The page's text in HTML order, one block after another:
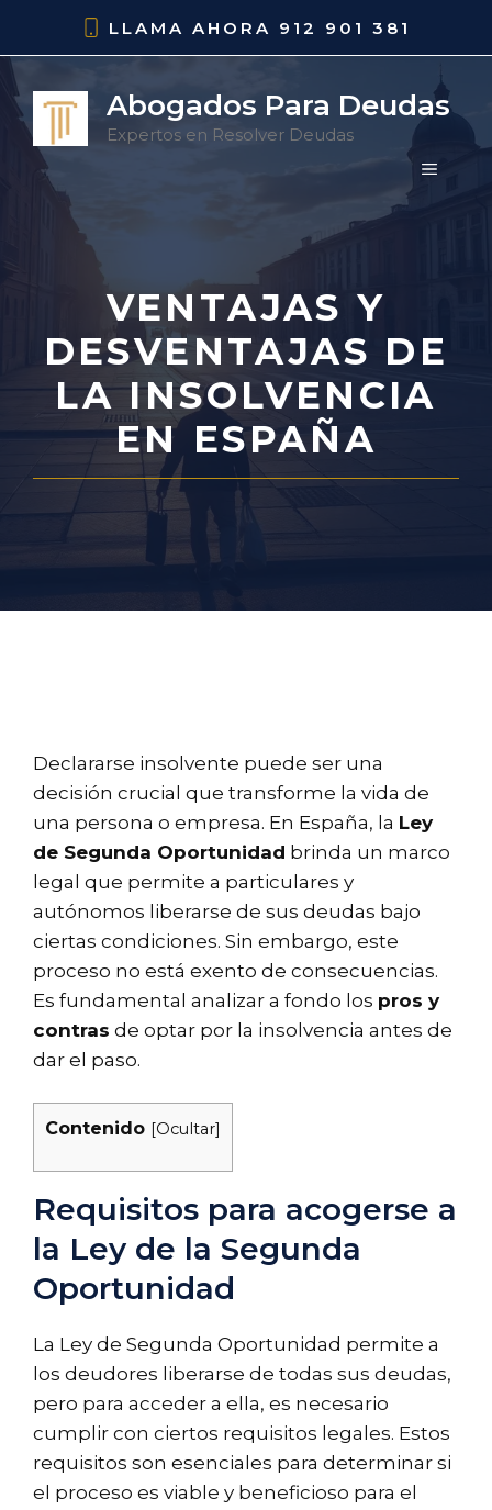
contenido
LLAMA AHORA 912 901 381
Abogados Para Deudas
Expertos en Resolver Deudas
MENÚ
VENTAJAS Y
DESVENTAJAS DE
LA INSOLVENCIA
EN ESPAÑA
Declararse insolvente puede ser una
decisión crucial que transforme la vida de
una persona o empresa. En España, la Ley
de Segunda Oportunidad brinda un marco
legal que permite a particulares y
autónomos liberarse de sus deudas bajo
ciertas condiciones. Sin embargo, este
proceso no está exento de consecuencias.
Es fundamental analizar a fondo los pros y
contras de optar por la insolvencia antes de
dar el paso.
Contenido [Ocultar]
Requisitos para acogerse a
la Ley de la Segunda
Oportunidad
La Ley de Segunda Oportunidad permite a
los deudores liberarse de todas sus deudas,
pero para acceder a ella, es necesario
cumplir con ciertos requisitos legales. Estos
requisitos son esenciales para determinar si
el proceso es viable y beneficioso para el